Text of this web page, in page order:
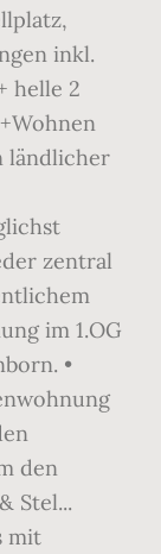
inkl.
helle 2
ländlicher
zentral
im 1.OG
•
den
Stel...
mit